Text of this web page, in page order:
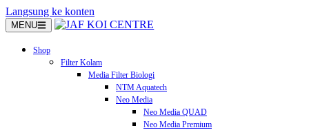
Langsung ke konten
MENU
Shop
Filter Kolam
Media Filter Biologi
NTM Aquatech
Neo Media
Neo Media QUAD
Neo Media Premium